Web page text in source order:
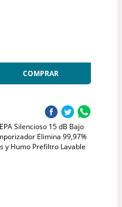
COMPRAR
Silencioso 15 dB Bajo
Elimina 99,97%
y Humo Prefiltro Lavable